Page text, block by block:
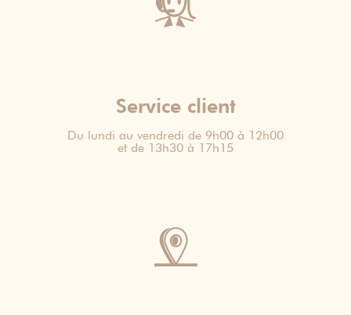
Service client
Du lundi au vendredi de 9h00 à 12h00
et de 13h30 à 17h15